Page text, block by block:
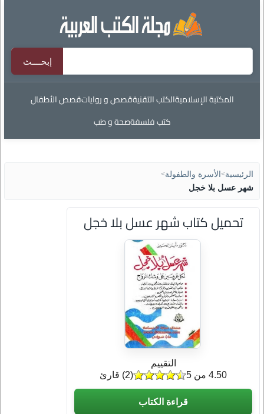
المكتبة الإسلاميةالكتب التقنيةقصص و رواياتقصص الأطفال
كتب فلسفةصحة و طب
الرئيسية> الأسرة والطفولة>
شهر عسل بلا خجل
تحميل كتاب شهر عسل بلا خجل
التقييم
(
2) قارئ 4.50 من 5
قراءة الكتاب